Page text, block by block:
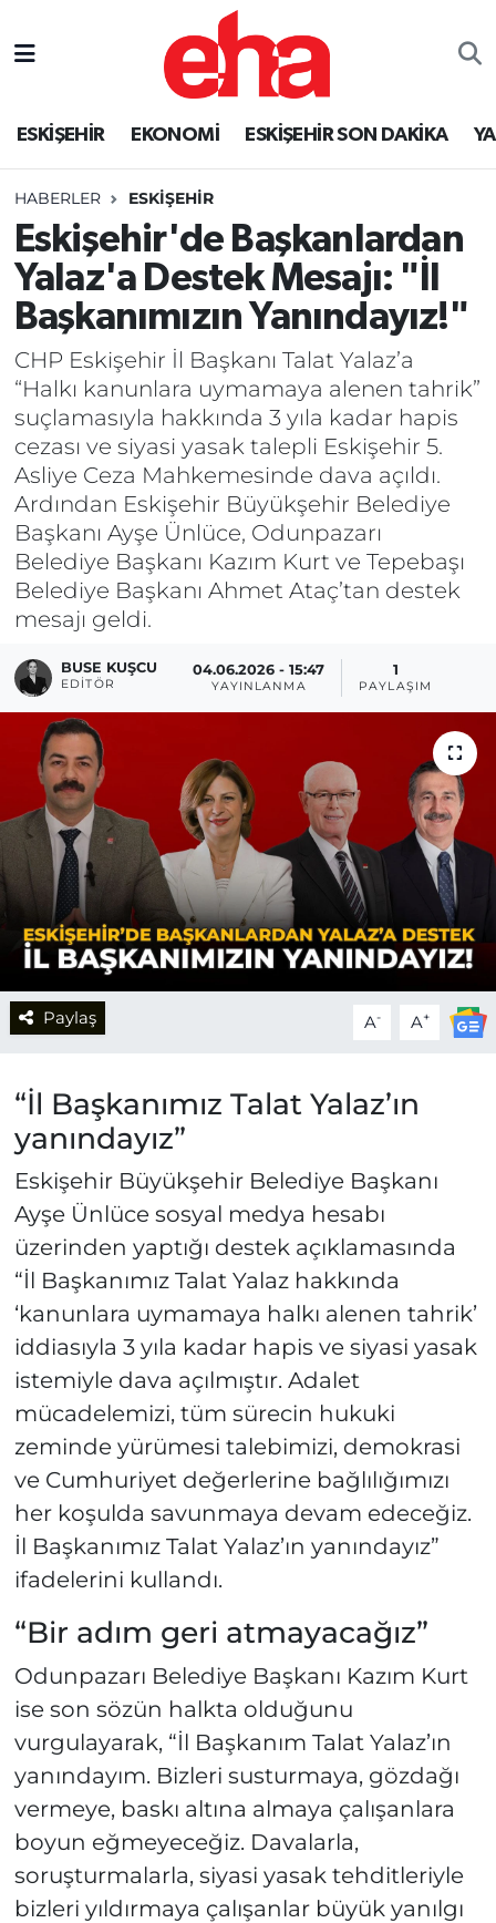
ESKİŞEHİR EKONOMİ ESKİŞEHİR SON DAKİKA
HABERLER ESKİŞEHİR
Eskişehir'de Başkanlardan
Yalaz'a Destek Mesajı: "İl
Başkanımızın Yanındayız!"
CHP Eskişehir İl Başkanı Talat Yalaz’a
“Halkı kanunlara uymamaya alenen tahrik”
suçlamasıyla hakkında 3 yıla kadar hapis
cezası ve siyasi yasak talepli Eskişehir 5.
Asliye Ceza Mahkemesinde dava açıldı.
Ardından Eskişehir Büyükşehir Belediye
Başkanı Ayşe Ünlüce, Odunpazarı
Belediye Başkanı Kazım Kurt ve Tepebaşı
Belediye Başkanı Ahmet Ataç’tan destek
mesajı geldi.
BUSE KUŞCU
EDITÖR
04.06.2026 - 15:47
YAYINLANMA
1
PAYLAŞIM
Paylaş A- A+
“İl Başkanımız Talat Yalaz’ın
yanındayız”
Eskişehir Büyükşehir Belediye Başkanı
Ayşe Ünlüce sosyal medya hesabı
üzerinden yaptığı destek açıklamasında
“İl Başkanımız Talat Yalaz hakkında
‘kanunlara uymamaya halkı alenen tahrik’
iddiasıyla 3 yıla kadar hapis ve siyasi yasak
istemiyle dava açılmıştır. Adalet
mücadelemizi, tüm sürecin hukuki
zeminde yürümesi talebimizi, demokrasi
ve Cumhuriyet değerlerine bağlılığımızı
her koşulda savunmaya devam edeceğiz.
İl Başkanımız Talat Yalaz’ın yanındayız”
ifadelerini kullandı.
“Bir adım geri atmayacağız”
Odunpazarı Belediye Başkanı Kazım Kurt
ise son sözün halkta olduğunu
vurgulayarak, “İl Başkanım Talat Yalaz’ın
yanındayım. Bizleri susturmaya, gözdağı
vermeye, baskı altına almaya çalışanlara
boyun eğmeyeceğiz. Davalarla,
soruşturmalarla, siyasi yasak tehditleriyle
bizleri yıldırmaya çalışanlar büyük yanılgı